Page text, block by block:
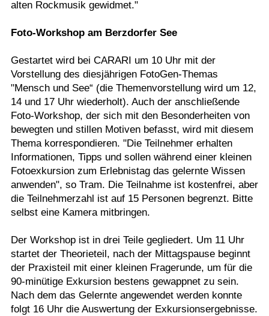
alten Rockmusik gewidmet."
Foto-Workshop am Berzdorfer See
Gestartet wird bei CARARI um 10 Uhr mit der
Vorstellung des diesjährigen FotoGen-Themas
"Mensch und See“ (die Themenvorstellung wird um 12,
14 und 17 Uhr wiederholt). Auch der anschließende
Foto-Workshop, der sich mit den Besonderheiten von
bewegten und stillen Motiven befasst, wird mit diesem
Thema korrespondieren. "Die Teilnehmer erhalten
Informationen, Tipps und sollen während einer kleinen
Fotoexkursion zum Erlebnistag das gelernte Wissen
anwenden", so Tram. Die Teilnahme ist kostenfrei, aber
die Teilnehmerzahl ist auf 15 Personen begrenzt. Bitte
selbst eine Kamera mitbringen.
Der Workshop ist in drei Teile gegliedert. Um 11 Uhr
startet der Theorieteil, nach der Mittagspause beginnt
der Praxisteil mit einer kleinen Fragerunde, um für die
90-minütige Exkursion bestens gewappnet zu sein.
Nach dem das Gelernte angewendet werden konnte
folgt 16 Uhr die Auswertung der Exkursionsergebnisse.